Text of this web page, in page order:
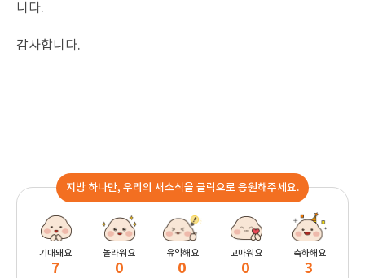
니다.
감사합니다.
지방 하나만, 우리의 새소식을 클릭으로 응원해주세요.
기대돼요
7
놀라워요
0
유익해요
0
고마워요
0
축하해요
3